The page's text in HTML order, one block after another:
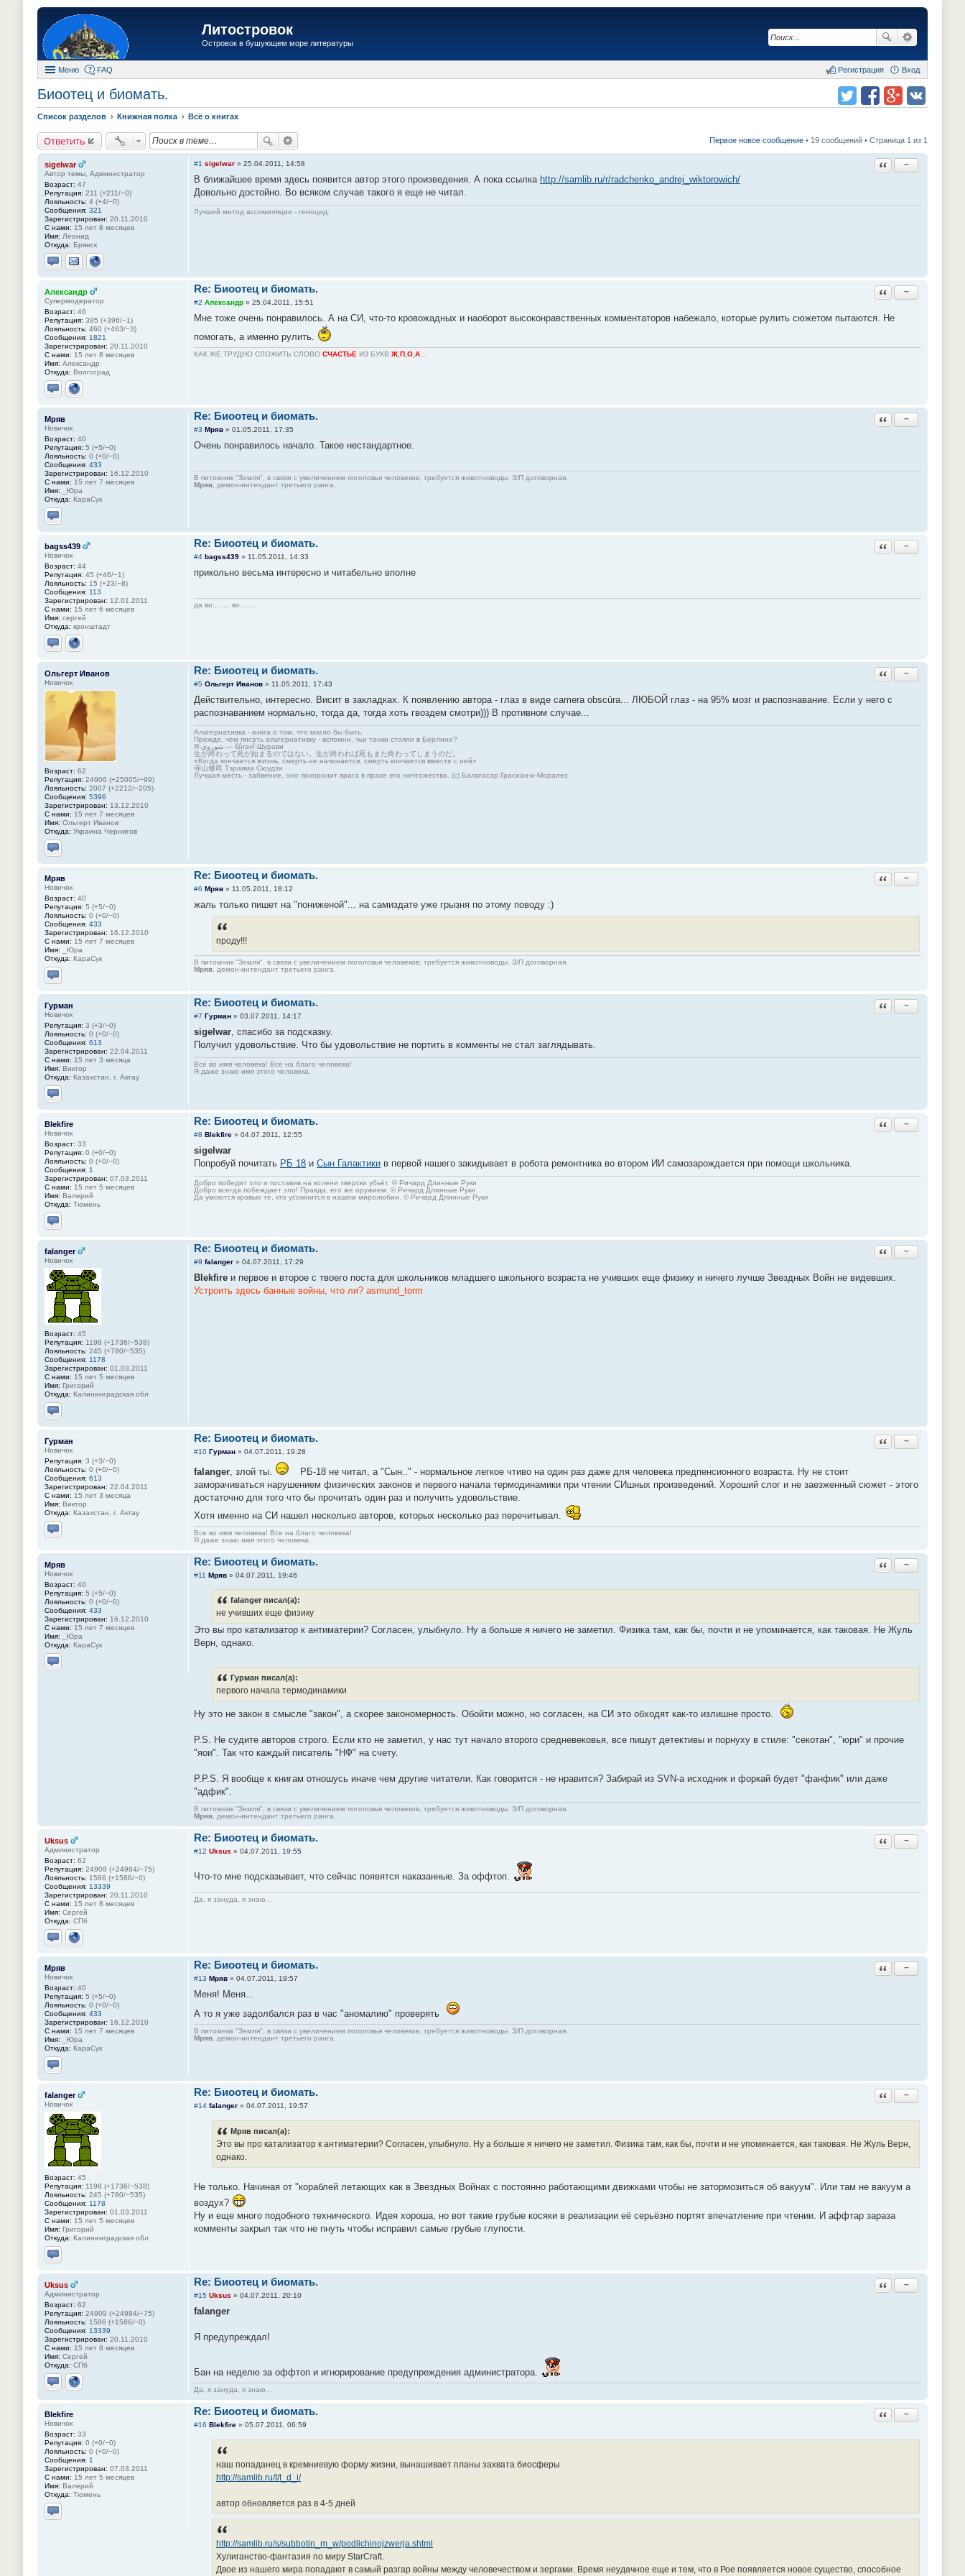
Литостровок
Островок в бушующем море литературы
Меню FAQ Вход
Регистрация
Биоотец и биомать.
Список разделов Книжная полка Всё о книгах
Ответить Первое новое сообщение • 19 сообщений • Страница 1 из 1
sigelwar
Автор темы, Администратор
Возраст: 47
Репутация: 211 (+211/−0)
Лояльность: 4 (+4/−0)
Сообщения: 321
Зарегистрирован: 20.11.2010
С нами: 15 лет 8 месяцев
Имя: Леонид
Откуда: Брянск
Отправить личное сообщение
Отправить email
Сайт
Ответить с цитатой
−
#1 sigelwar » 25.04.2011, 14:58
В ближайшее время здесь появится автор этого произведения. А пока ссылка http://samlib.ru/r/radchenko_andrej_wiktorowich/
Довольно достойно. Во всяком случае такого я еще не читал.
Лучший метод ассимиляции - геноцид.
Александр
Супермодератор
Возраст: 46
Репутация: 395 (+396/−1)
Лояльность: 460 (+463/−3)
Сообщения: 1821
Зарегистрирован: 20.11.2010
С нами: 15 лет 8 месяцев
Имя: Александр
Откуда: Волгоград
Отправить личное сообщение
Сайт
Re: Биоотец и биомать. Ответить с цитатой
−
#2 Александр » 25.04.2011, 15:51
Мне тоже очень понравилось. А на СИ, что-то кровожадных и наоборот высоконравственных комментаторов набежало, которые рулить сюжетом пытаются. Не
помогать, а именно рулить.
КАК ЖЕ ТРУДНО СЛОЖИТЬ СЛОВО СЧАСТЬЕ ИЗ БУКВ Ж П О А
Мряв
Новичок
Возраст: 40
Репутация: 5 (+5/−0)
Лояльность: 0 (+0/−0)
Сообщения: 433
Зарегистрирован: 16.12.2010
С нами: 15 лет 7 месяцев
Имя: _Юра
Откуда: КараСук
Отправить личное сообщение
Re: Биоотец и биомать. Ответить с цитатой
−
#3 Мряв » 01.05.2011, 17:35
Очень понравилось начало. Такое нестандартное.
В питомник "Земля", в связи с увеличением поголовья человеков, требуется животноводы. З/П договорная.
Мряв , демон-интендант третьего ранга.
bagss439
Новичок
Возраст: 44
Репутация: 45 (+46/−1)
Лояльность: 15 (+23/−8)
Сообщения: 113
Зарегистрирован: 12.01.2011
С нами: 15 лет 6 месяцев
Имя: сергей
Откуда: кронштадт
Отправить личное сообщение
Сайт
Re: Биоотец и биомать. Ответить с цитатой
−
#4 bagss439 » 11.05.2011, 14:33
прикольно весьма интересно и читабельно вполне
да во........ во........
Ольгерт Иванов
Новичок
Возраст: 62
Репутация: 24906 (+25005/−99)
Лояльность: 2007 (+2212/−205)
Сообщения: 5396
Зарегистрирован: 13.12.2010
С нами: 15 лет 7 месяцев
Имя: Ольгерт Иванов
Откуда: Украина Чернигов
Отправить личное сообщение
Re: Биоотец и биомать. Ответить с цитатой
−
#5 Ольгерт Иванов » 11.05.2011, 17:43
Действительно, интересно. Висит в закладках. К появлению автора - глаз в виде camera obscūra... ЛЮБОЙ глаз - на 95% мозг и распознавание. Если у него с
распознаванием нормально, тогда да, тогда хоть гвоздем смотри))) В противном случае...
Альтернативка - книга о том, что могло бы быть.
Прежде, чем писать альтернативку - вспомни, чьи танки стояли в Берлине?
Я-شوروی — šûravî-Шурави
生が終わって死が始まるのではない。生が終われば死もまた終わってしまうのだ。
«Когда кончается жизнь, смерть не начинается, смерть кончается вместе с ней»
寺山修司 Тэраяма Сюудзи
Лучшая месть - забвение, оно похоронит врага в прахе его ничтожества. (с) Бальтасар Грасиан-и-Моралес
Мряв
Новичок
Возраст: 40
Репутация: 5 (+5/−0)
Лояльность: 0 (+0/−0)
Сообщения: 433
Зарегистрирован: 16.12.2010
С нами: 15 лет 7 месяцев
Имя: _Юра
Откуда: КараСук
Отправить личное сообщение
Re: Биоотец и биомать. Ответить с цитатой
−
#6 Мряв » 11.05.2011, 18:12
жаль только пишет на "пониженой"... на самиздате уже грызня по этому поводу :)
проду!!!
В питомник "Земля", в связи с увеличением поголовья человеков, требуется животноводы. З/П договорная.
Мряв , демон-интендант третьего ранга.
Гурман
Новичок
Репутация: 3 (+3/−0)
Лояльность: 0 (+0/−0)
Сообщения: 613
Зарегистрирован: 22.04.2011
С нами: 15 лет 3 месяца
Имя: Виктор
Откуда: Казахстан, г. Актау
Отправить личное сообщение
Re: Биоотец и биомать. Ответить с цитатой
−
#7 Гурман » 03.07.2011, 14:17
sigelwar, спасибо за подсказку.
Получил удовольствие. Что бы удовольствие не портить в комменты не стал заглядывать.
Все во имя человека! Все на благо человека!
Я даже знаю имя этого человека.
Blekfire
Новичок
Возраст: 33
Репутация: 0 (+0/−0)
Лояльность: 0 (+0/−0)
Сообщения: 1
Зарегистрирован: 07.03.2011
С нами: 15 лет 5 месяцев
Имя: Валерий
Откуда: Тюмень
Отправить личное сообщение
Re: Биоотец и биомать. Ответить с цитатой
−
#8 Blekfire » 04.07.2011, 12:55
sigelwar
Попробуй почитать РБ 18 и Сын Галактики в первой нашего закидывает в робота ремонтника во втором ИИ самозарождается при помощи школьника.
Добро победит зло и поставив на колени зверски убьёт. © Ричард Длинные Руки
Добро всегда побеждает зло! Правда, его же оружием. © Ричард Длинные Руки
Да умоются кровью те, кто усомнится в нашем миролюбии. © Ричард Длинные Руки
falanger
Новичок
Возраст: 45
Репутация: 1198 (+1736/−538)
Лояльность: 245 (+780/−535)
Сообщения: 1178
Зарегистрирован: 01.03.2011
С нами: 15 лет 5 месяцев
Имя: Григорий
Откуда: Калининградская обл
Отправить личное сообщение
Re: Биоотец и биомать. Ответить с цитатой
−
#9 falanger » 04.07.2011, 17:29
Blekfire и первое и второе с твоего поста для школьников младшего школьного возраста не учивших еще физику и ничего лучше Звездных Войн не видевших.
Устроить здесь банные войны, что ли? asmund_torm
Гурман
Новичок
Репутация: 3 (+3/−0)
Лояльность: 0 (+0/−0)
Сообщения: 613
Зарегистрирован: 22.04.2011
С нами: 15 лет 3 месяца
Имя: Виктор
Откуда: Казахстан, г. Актау
Отправить личное сообщение
Re: Биоотец и биомать. Ответить с цитатой
−
#10 Гурман » 04.07.2011, 19:28
falanger, злой ты.
РБ-18 не читал, а "Сын.." - нормальное легкое чтиво на один раз даже для человека предпенсионного возраста. Ну не стоит
заморачиваться нарушением физических законов и первого начала термодинамики при чтении СИшных произведений. Хороший слог и не заезженный сюжет - этого
достаточно для того что бы прочитать один раз и получить удовольствие.
Хотя именно на СИ нашел несколько авторов, которых несколько раз перечитывал.
Все во имя человека! Все на благо человека!
Я даже знаю имя этого человека.
Мряв
Новичок
Возраст: 40
Репутация: 5 (+5/−0)
Лояльность: 0 (+0/−0)
Сообщения: 433
Зарегистрирован: 16.12.2010
С нами: 15 лет 7 месяцев
Имя: _Юра
Откуда: КараСук
Отправить личное сообщение
Re: Биоотец и биомать. Ответить с цитатой
−
#11 Мряв » 04.07.2011, 19:46
falanger писал(а):
не учивших еще физику
Это вы про катализатор к антиматерии? Согласен, улыбнуло. Ну а больше я ничего не заметил. Физика там, как бы, почти и не упоминается, как таковая. Не Жуль
Верн, однако.
Гурман писал(а):
первого начала термодинамики
Ну это не закон в смысле "закон", а скорее закономерность. Обойти можно, но согласен, на СИ это обходят как-то излишне просто.
P.S. Не судите авторов строго. Если кто не заметил, у нас тут начало второго средневековья, все пишут детективы и порнуху в стиле: "секотан", "юри" и прочие
"яои". Так что каждый писатель "НФ" на счету.
P.P.S. Я вообще к книгам отношусь иначе чем другие читатели. Как говорится - не нравится? Забирай из SVN-а исходник и форкай будет "фанфик" или даже
"адфик".
В питомник "Земля", в связи с увеличением поголовья человеков, требуется животноводы. З/П договорная.
Мряв, демон-интендант третьего ранга.
Uksus
Администратор
Возраст: 62
Репутация: 24909 (+24984/−75)
Лояльность: 1586 (+1586/−0)
Сообщения: 13339
Зарегистрирован: 20.11.2010
С нами: 15 лет 8 месяцев
Имя: Сергей
Откуда: СПб
Отправить личное сообщение
Сайт
Re: Биоотец и биомать. Ответить с цитатой
−
#12 Uksus » 04.07.2011, 19:55
Что-то мне подсказывает, что сейчас появятся наказанные. За оффтоп.
Да, я зануда, я знаю...
Мряв
Новичок
Возраст: 40
Репутация: 5 (+5/−0)
Лояльность: 0 (+0/−0)
Сообщения: 433
Зарегистрирован: 16.12.2010
С нами: 15 лет 7 месяцев
Имя: _Юра
Откуда: КараСук
Отправить личное сообщение
Re: Биоотец и биомать. Ответить с цитатой
−
#13 Мряв » 04.07.2011, 19:57
Меня! Меня...
А то я уже задолбался раз в час "аномалию" проверять
В питомник "Земля", в связи с увеличением поголовья человеков, требуется животноводы. З/П договорная.
Мряв, демон-интендант третьего ранга.
falanger
Новичок
Возраст: 45
Репутация: 1198 (+1736/−538)
Лояльность: 245 (+780/−535)
Сообщения: 1178
Зарегистрирован: 01.03.2011
С нами: 15 лет 5 месяцев
Имя: Григорий
Откуда: Калининградская обл
Отправить личное сообщение
Re: Биоотец и биомать. Ответить с цитатой
−
#14 falanger » 04.07.2011, 19:57
Мряв писал(а):
Это вы про катализатор к антиматерии? Согласен, улыбнуло. Ну а больше я ничего не заметил. Физика там, как бы, почти и не упоминается, как таковая. Не Жуль Верн,
однако.
Не только. Начиная от "кораблей летающих как в Звездных Войнах с постоянно работающими движками чтобы не затормозиться об вакуум". Или там не вакуум а
воздух?
Ну и еще много подобного технического. Идея хороша, но вот такие грубые косяки в реализации её серьёзно портят впечатление при чтении. И аффтар зараза
комменты закрыл так что не пнуть чтобы исправил самые грубые глупости.
Uksus
Администратор
Возраст: 62
Репутация: 24909 (+24984/−75)
Лояльность: 1586 (+1586/−0)
Сообщения: 13339
Зарегистрирован: 20.11.2010
С нами: 15 лет 8 месяцев
Имя: Сергей
Откуда: СПб
Отправить личное сообщение
Сайт
Re: Биоотец и биомать. Ответить с цитатой
−
#15 Uksus » 04.07.2011, 20:10
falanger
Я предупреждал!
Бан на неделю за оффтоп и игнорирование предупреждения администратора.
Да, я зануда, я знаю...
Blekfire
Новичок
Возраст: 33
Репутация: 0 (+0/−0)
Лояльность: 0 (+0/−0)
Сообщения: 1
Зарегистрирован: 07.03.2011
С нами: 15 лет 5 месяцев
Имя: Валерий
Откуда: Тюмень
Отправить личное сообщение
Re: Биоотец и биомать. Ответить с цитатой
−
#16 Blekfire » 05.07.2011, 06:59
наш попаданец в кремниевую форму жизни, вынашивает планы захвата биосферы
http://samlib.ru/t/t_d_i/
автор обновляется раз в 4-5 дней
http://samlib.ru/s/subbotin_m_w/podlichinojzwerja.shtml
Хулиганство-фантазия по миру StarCraft.
Двое из нашего мира попадают в самый разгар войны между человечеством и зергами. Время неудачное еще и тем, что в Рое появляется новое существо, способное